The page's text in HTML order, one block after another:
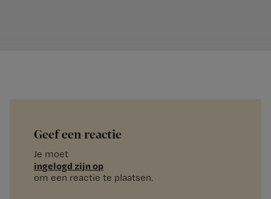
Geef een reactie
Je moet
ingelogd zijn op
om een reactie te plaatsen.